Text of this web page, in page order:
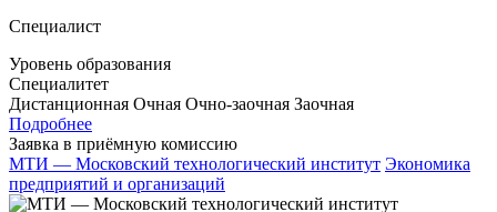
Специалист
Уровень образования
Специалитет
Дистанционная Очная Очно-заочная Заочная
Подробнее
Заявка в приёмную комиссию
МТИ — Московский технологический институт Экономика
предприятий и организаций